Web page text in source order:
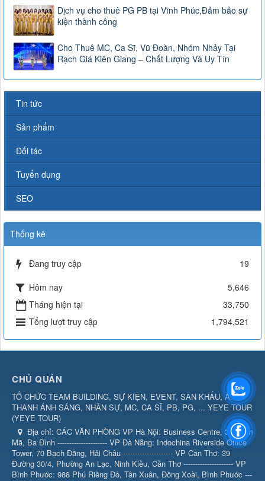
Dịch vụ cho thuê PG PB tại Vĩnh Phúc,Đảm bảo sự
kiện thành công
Cho Thuê MC, Ca Sĩ, Vũ Đoàn, Nhóm Nhảy Tại
Rạch Giá Kiên Giang – Chất Lượng Và Uy Tín
Tin tức
Sản phẩm
Đối tác
Tuyển dụng
SEO
Thống kê
Đang truy cập
19
Hôm nay
5,646
Tháng hiện tại
33,750
Tổng lượt truy cập
1,794,521
CHỦ QUẢN
TỔ CHỨC TEAM BUILDING, SỰ KIỆN, EVENT, SÂN KHẤU, ÂM
THANH ÁNH SÁNG, NHÂN SỰ, MC, CA SĨ, PB, PG, ... YEYE TOUR
(YEYE TOUR)
Địa chỉ: CÁC VĂN PHÒNG VP Hà Nội: Business Centre, 360 Kim
Mã, Ba Đình --------------------- VP Đà Nẵng: Indochina Riverside Office
Tower, 70 Bạch Đằng, Hải Châu --------------------- VP Cần Thơ: 39
Đường 30/4, Phường An Lạc, Ninh Kiều, Cần Thơ --------------------- VP
Bình Phước: 988 Phú Riềng Đỏ, Tân Xuân, Đồng Xoài, Bình Phước ---